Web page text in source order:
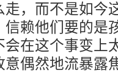
，而不是如今
赖他们要的是
在这个事变上
偶然地流暴露